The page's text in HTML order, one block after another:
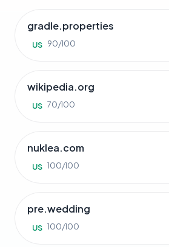
gradle.properties
US 90/100
wikipedia.org
US 70/100
nuklea.com
US 100/100
pre.wedding
US 100/100